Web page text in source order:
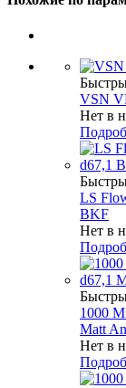
VSN
Нет в
LS
BKF
Нет в
1000
Matt
Нет в